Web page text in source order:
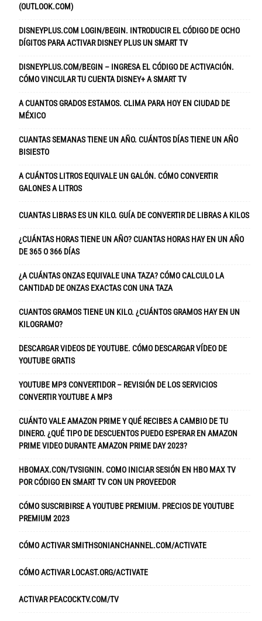
(OUTLOOK.COM)
DISNEYPLUS.COM LOGIN/BEGIN. INTRODUCIR EL CÓDIGO DE OCHO
DÍGITOS PARA ACTIVAR DISNEY PLUS UN SMART TV
DISNEYPLUS.COM/BEGIN – INGRESA EL CÓDIGO DE ACTIVACIÓN.
CÓMO VINCULAR TU CUENTA DISNEY+ A SMART TV
A CUANTOS GRADOS ESTAMOS. CLIMA PARA HOY EN CIUDAD DE
MÉXICO
CUANTAS SEMANAS TIENE UN AÑO. CUÁNTOS DÍAS TIENE UN AÑO
BISIESTO
A CUÁNTOS LITROS EQUIVALE UN GALÓN. CÓMO CONVERTIR
GALONES A LITROS
CUANTAS LIBRAS ES UN KILO. GUÍA DE CONVERTIR DE LIBRAS A KILOS
¿CUÁNTAS HORAS TIENE UN AÑO? CUANTAS HORAS HAY EN UN AÑO
DE 365 O 366 DÍAS
¿A CUÁNTAS ONZAS EQUIVALE UNA TAZA? CÓMO CALCULO LA
CANTIDAD DE ONZAS EXACTAS CON UNA TAZA
CUANTOS GRAMOS TIENE UN KILO. ¿CUÁNTOS GRAMOS HAY EN UN
KILOGRAMO?
DESCARGAR VIDEOS DE YOUTUBE. CÓMO DESCARGAR VÍDEO DE
YOUTUBE GRATIS
YOUTUBE MP3 CONVERTIDOR – REVISIÓN DE LOS SERVICIOS
CONVERTIR YOUTUBE A MP3
CUÁNTO VALE AMAZON PRIME Y QUÉ RECIBES A CAMBIO DE TU
DINERO. ¿QUÉ TIPO DE DESCUENTOS PUEDO ESPERAR EN AMAZON
PRIME VIDEO DURANTE AMAZON PRIME DAY 2023?
HBOMAX.CON/TVSIGNIN. COMO INICIAR SESIÓN EN HBO MAX TV
POR CÓDIGO EN SMART TV CON UN PROVEEDOR
CÓMO SUSCRIBIRSE A YOUTUBE PREMIUM. PRECIOS DE YOUTUBE
PREMIUM 2023
CÓMO ACTIVAR SMITHSONIANCHANNEL.COM/ACTIVATE
CÓMO ACTIVAR LOCAST.ORG/ACTIVATE
ACTIVAR PEACOCKTV.COM/TV